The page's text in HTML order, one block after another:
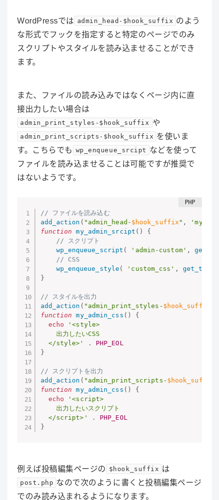
WordPressでは admin_head-$hook_suffix のよう
な形式でフックを指定すると特定のページでのみ
スクリプトやスタイルを読み込ませることができ
ます。
また、ファイルの読み込みではなくページ内に直
接出力したい場合は
admin_print_styles-$hook_suffix や
admin_print_scripts-$hook_suffix を使いま
す。こちらでも wp_enqueue_srcipt などを使って
ファイルを読み込ませることは可能ですが推奨で
はないようです。
// ファイルを読み込む
add_action ( "admin_head- $hook_suffix " ,
function
my_admin_srcipt ( )
{
// スクリプト
wp_enqueue_script ( 'admin-custom' ,
// CSS
wp_enqueue_style ( 'custom_css' ,
}
// スタイルを出力
add_action ( "admin_print_styles- $hook_suffix
function
my_admin_css ( )
{
echo
'<style>
  </style>'
.
PHP_EOL
}
// スクリプトを出力
add_action ( "admin_print_scripts- $hook_suffix
function
my_admin_css ( )
{
echo
'<script>
  </script>'
.
PHP_EOL
}
例えば投稿編集ページの $hook_suffix は
post.php なので次のように書くと投稿編集ページ
でのみ読み込まれるようになります。